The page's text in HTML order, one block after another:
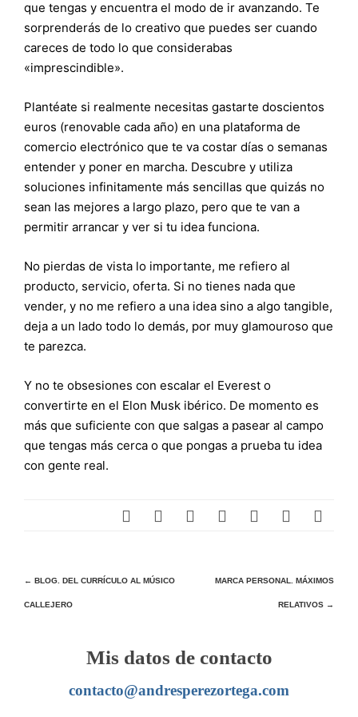
que tengas y encuentra el modo de ir avanzando. Te
sorprenderás de lo creativo que puedes ser cuando
careces de todo lo que considerabas
«imprescindible».
Plantéate si realmente necesitas gastarte doscientos
euros (renovable cada año) en una plataforma de
comercio electrónico que te va costar días o semanas
entender y poner en marcha. Descubre y utiliza
soluciones infinitamente más sencillas que quizás no
sean las mejores a largo plazo, pero que te van a
permitir arrancar y ver si tu idea funciona.
No pierdas de vista lo importante, me refiero al
producto, servicio, oferta. Si no tienes nada que
vender, y no me refiero a una idea sino a algo tangible,
deja a un lado todo lo demás, por muy glamouroso que
te parezca.
Y no te obsesiones con escalar el Everest o
convertirte en el Elon Musk ibérico. De momento es
más que suficiente con que salgas a pasear al campo
que tengas más cerca o que pongas a prueba tu idea
con gente real.
Navegación
de
← BLOG. DEL CURRÍCULO AL MÚSICO
CALLEJERO
MARCA PERSONAL. MÁXIMOS
RELATIVOS →
Mis datos de contacto
contacto@andresperezortega.com